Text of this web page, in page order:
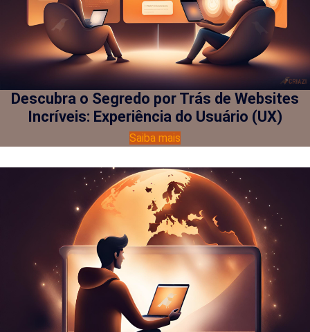
Descubra o Segredo por Trás de Websites
Incríveis: Experiência do Usuário (UX)
Saiba mais